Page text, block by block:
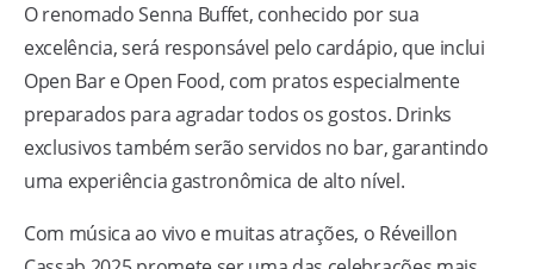
O renomado Senna Buffet, conhecido por sua
excelência, será responsável pelo cardápio, que inclui
Open Bar e Open Food, com pratos especialmente
preparados para agradar todos os gostos. Drinks
exclusivos também serão servidos no bar, garantindo
uma experiência gastronômica de alto nível.
Com música ao vivo e muitas atrações, o Réveillon